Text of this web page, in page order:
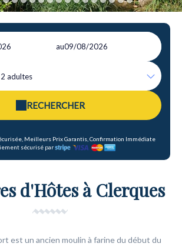
au
2 adultes
RECHERCHER
Meilleurs Prix Garantis, Confirmation Immédiate
sécurisé par
d'Hôtes à Clerques
est un ancien moulin à farine du début du